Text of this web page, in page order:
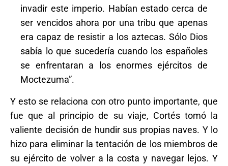
invadir este imperio. Habían estado cerca de
ser vencidos ahora por una tribu que apenas
era capaz de resistir a los aztecas. Sólo Dios
sabía lo que sucedería cuando los españoles
se enfrentaran a los enormes ejércitos de
Moctezuma”.
Y esto se relaciona con otro punto importante, que
fue que al principio de su viaje, Cortés tomó la
valiente decisión de hundir sus propias naves. Y lo
hizo para eliminar la tentación de los miembros de
su ejército de volver a la costa y navegar lejos. Y